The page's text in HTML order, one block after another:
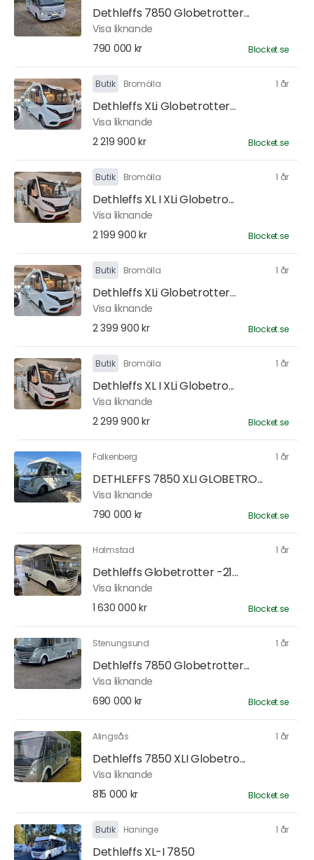
Dethleffs 7850 Globetrotter...
Visa liknande
790 000 kr
Blocket.se
Butik Bromölla 1 år
Dethleffs XLi Globetrotter...
Visa liknande
2 219 900 kr
Blocket.se
Butik Bromölla 1 år
Dethleffs XL I XLi Globetro...
Visa liknande
2 199 900 kr
Blocket.se
Butik Bromölla 1 år
Dethleffs XLi Globetrotter...
Visa liknande
2 399 900 kr
Blocket.se
Butik Bromölla 1 år
Dethleffs XL I XLi Globetro...
Visa liknande
2 299 900 kr
Blocket.se
Falkenberg 1 år
DETHLEFFS 7850 XLI GLOBETRO...
Visa liknande
790 000 kr
Blocket.se
Halmstad 1 år
Dethleffs Globetrotter -21...
Visa liknande
1 630 000 kr
Blocket.se
Stenungsund 1 år
Dethleffs 7850 Globetrotter...
Visa liknande
690 000 kr
Blocket.se
Alingsås 1 år
Dethleffs 7850 XLI Globetro...
Visa liknande
815 000 kr
Blocket.se
Butik Haninge 1 år
Dethleffs XL-I 7850